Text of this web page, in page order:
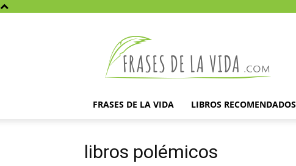
la
vida
FRASES DE LA VIDA LIBROS RECOMENDADOS
libros polémicos